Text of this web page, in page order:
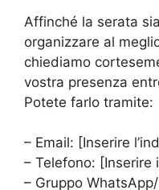
Affinché la serata
organizzare al
chiediamo
vostra presenza
Potete farlo tramite:
– Email: [Inserire
– Telefono: [Inserire
– Gruppo